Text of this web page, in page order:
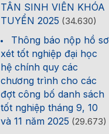
TÂN SINH VIÊN KHÓA
TUYỂN 2025 (34.630)
Thông báo nộp hồ sơ
xét tốt nghiệp đại học
hệ chính quy các
chương trình cho các
đợt công bố danh sách
tốt nghiệp tháng 9, 10
và 11 năm 2025 (29.673)